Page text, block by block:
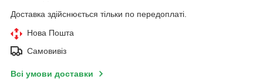
Доставка здійснюється тільки по передоплаті.
Нова Пошта
Самовивіз
Всі умови доставки